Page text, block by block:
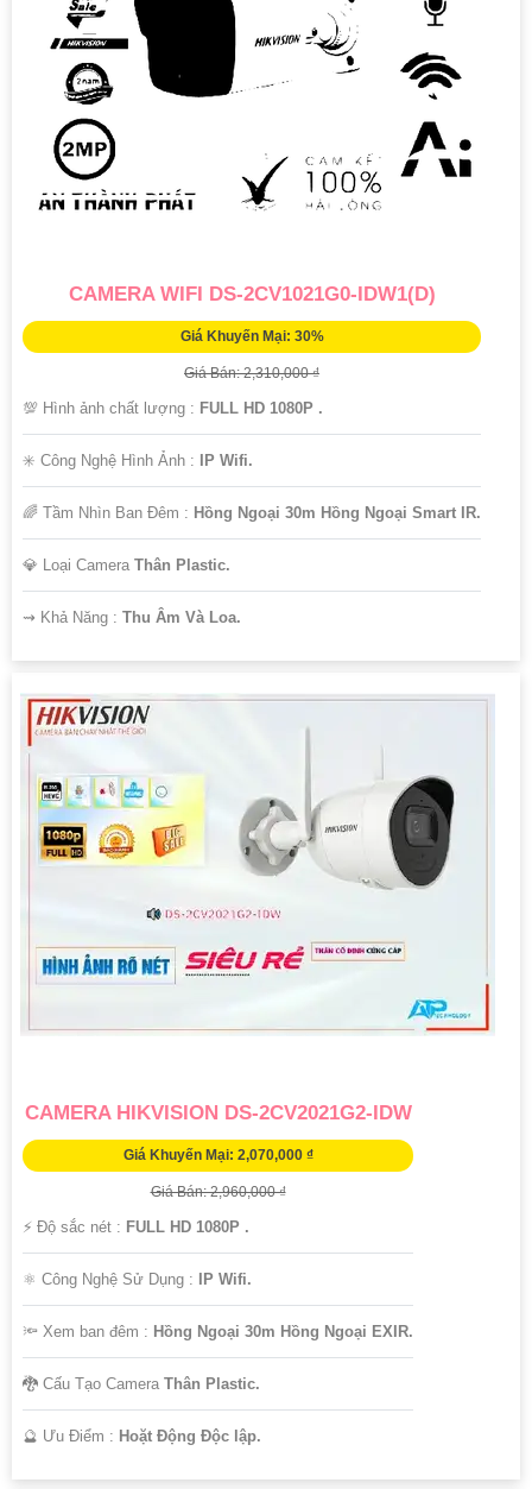
CAMERA WIFI DS-2CV1021G0-IDW1(D)
Giá Khuyến Mại: 30%
Giá Bán: 2,310,000 ₫
💯 Hình ảnh chất lượng : FULL HD 1080P .
✳️ Công Nghệ Hình Ảnh : IP Wifi.
🌈 Tầm Nhìn Ban Đêm : Hồng Ngoại 30m Hồng Ngoại Smart IR.
💎 Loại Camera Thân Plastic.
️⇝ Khả Năng : Thu Âm Và Loa.
CAMERA HIKVISION DS-2CV2021G2-IDW
Giá Khuyến Mại: 2,070,000 ₫
Giá Bán: 2,960,000 ₫
️⚡ Độ sắc nét : FULL HD 1080P .
⚛️ Công Nghệ Sử Dụng : IP Wifi.
🔦 Xem ban đêm : Hồng Ngoại 30m Hồng Ngoại EXIR.
🐉️ Cấu Tạo Camera Thân Plastic.
️🔮 Ưu Điểm : Hoặt Động Độc lập.